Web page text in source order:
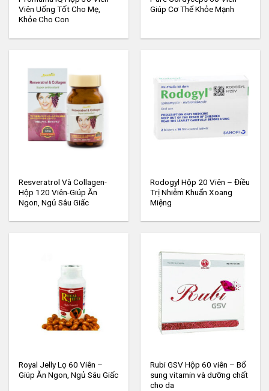
Viên Uống Tốt Cho Mẹ,
Khỏe Cho Con
Giúp Cơ Thể Khỏe Mạnh
Resveratrol Và Collagen-
Hộp 120 Viên-Giúp Ăn
Ngon, Ngủ Sâu Giấc
Rodogyl Hộp 20 Viên – Điều
Trị Nhiễm Khuẩn Xoang
Miệng
Royal Jelly Lọ 60 Viên –
Giúp Ăn Ngon, Ngủ Sâu Giấc
Rubi GSV Hộp 60 viên – Bổ
sung vitamin và dưỡng chất
cho da